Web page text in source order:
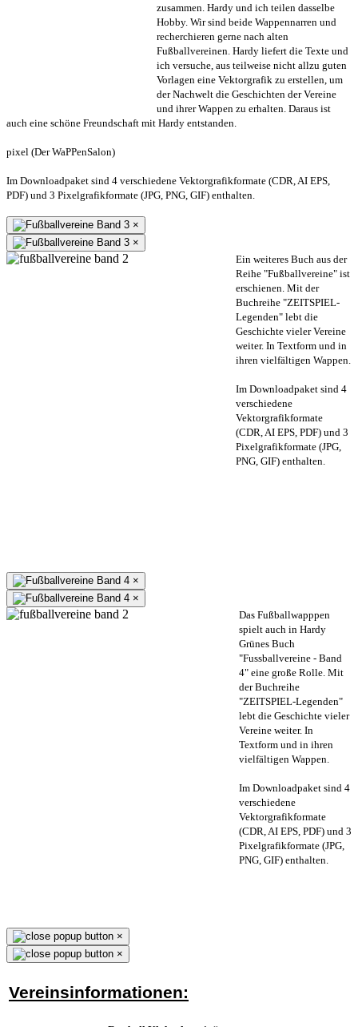
zusammen. Hardy und ich teilen dasselbe
Hobby. Wir sind beide Wappennarren und
recherchieren gerne nach alten
Fußballvereinen. Hardy liefert die Texte und
ich versuche, aus teilweise nicht allzu guten
Vorlagen eine Vektorgrafik zu erstellen, um
der Nachwelt die Geschichten der Vereine
und ihrer Wappen zu erhalten. Daraus ist
auch eine schöne Freundschaft mit Hardy entstanden.
pixel (Der WaPPenSalon)
Im Downloadpaket sind 4 verschiedene Vektorgrafikformate (CDR, AI EPS,
PDF) und 3 Pixelgrafikformate (JPG, PNG, GIF) enthalten.
×
×
Ein weiteres Buch aus der
Reihe "Fußballvereine" ist
erschienen. Mit der
Buchreihe "ZEITSPIEL-
Legenden" lebt die
Geschichte vieler Vereine
weiter. In Textform und in
ihren vielfältigen Wappen.
Im Downloadpaket sind 4
verschiedene
Vektorgrafikformate
(CDR, AI EPS, PDF) und 3
Pixelgrafikformate (JPG,
PNG, GIF) enthalten.
×
×
Das Fußballwapppen
spielt auch in Hardy
Grünes Buch
"Fussballvereine - Band
4" eine große Rolle. Mit
der Buchreihe
"ZEITSPIEL-Legenden"
lebt die Geschichte vieler
Vereine weiter. In
Textform und in ihren
vielfältigen Wappen.
Im Downloadpaket sind 4
verschiedene
Vektorgrafikformate
(CDR, AI EPS, PDF) und 3
Pixelgrafikformate (JPG,
PNG, GIF) enthalten.
×
×
Vereinsinformationen: